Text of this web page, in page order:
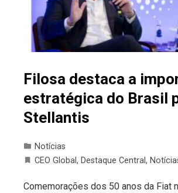
Filosa destaca a
estratégica do Brasil
Stellantis
Notícias
CEO Global, Destaque Central,
Comemorações dos 50 anos da Fiat